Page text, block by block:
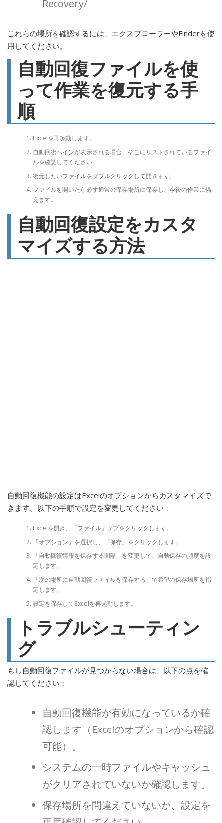
Recovery/
これらの場所を確認するには、エクスプローラーやFinderを使
用してください。
自動回復ファイルを使
って作業を復元する手
順
Excelを再起動します。
自動回復ペインが表示される場合、そこにリストされているファイ
ルを確認してください。
復元したいファイルをダブルクリックして開きます。
ファイルを開いたら必ず通常の保存場所に保存し、今後の作業に備
えます。
自動回復設定をカスタ
マイズする方法
自動回復機能の設定はExcelのオプションからカスタマイズで
きます。以下の手順で設定を変更してください：
Excelを開き、「ファイル」タブをクリックします。
「オプション」を選択し、「保存」をクリックします。
「自動回復情報を保存する間隔」を変更して、自動保存の頻度を設
定します。
「次の場所に自動回復ファイルを保存する」で希望の保存場所を指
定します。
設定を保存してExcelを再起動します。
トラブルシューティン
グ
もし自動回復ファイルが見つからない場合は、以下の点を確
認してください：
自動回復機能が有効になっているか確
認します（Excelのオプションから確認
可能）。
システムの一時ファイルやキャッシュ
がクリアされていないか確認します。
保存場所を間違えていないか、設定を